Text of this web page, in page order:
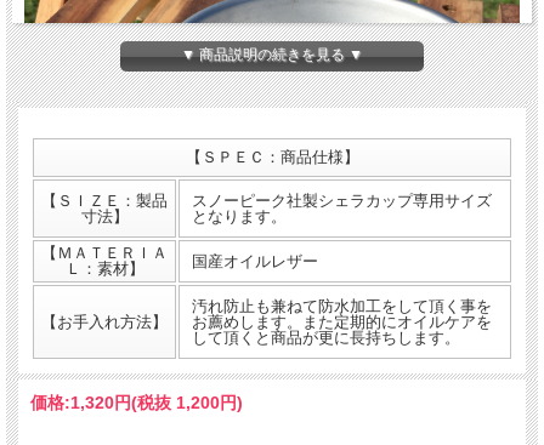
「What Will be Will be」スノーピークシェラカップハン
▼ 商品説明の続きを見る ▼
【ＳＰＥＣ：商品仕様】
【ＳＩＺＥ：製品
寸法】
スノーピーク社製シェラカップ専用サイズ
となります。
【ＭＡＴＥＲＩＡ
Ｌ：素材】
国産オイルレザー
【お手入れ方法】
汚れ防止も兼ねて防水加工をして頂く事を
お薦めします。また定期的にオイルケアを
して頂くと商品が更に長持ちします。
価格:1,320円(税抜 1,200円)